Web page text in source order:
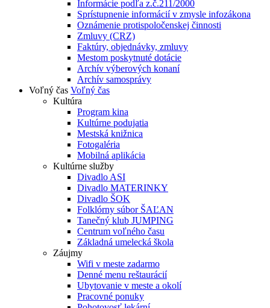
Informácie podľa z.č.211/2000
Sprístupnenie informácií v zmysle infozákona
Oznámenie protispoločenskej činnosti
Zmluvy (CRZ)
Faktúry, objednávky, zmluvy
Mestom poskytnuté dotácie
Archív výberových konaní
Archív samosprávy
Voľný čas Voľný čas
Kultúra
Program kina
Kultúrne podujatia
Mestská knižnica
Fotogaléria
Mobilná aplikácia
Kultúrne služby
Divadlo ASI
Divadlo MATERINKY
Divadlo ŠOK
Folklórny súbor ŠAĽAN
Tanečný klub JUMPING
Centrum voľného času
Základná umelecká škola
Záujmy
Wifi v meste zadarmo
Denné menu reštaurácií
Ubytovanie v meste a okolí
Pracovné ponuky